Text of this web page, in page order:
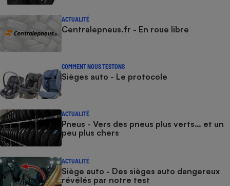
ACTUALITÉ
Centralepneus.fr - En roue libre
COMMENT NOUS TESTONS
Sièges auto - Le protocole
ACTUALITÉ
Pneus - Vers des pneus plus verts… et un
peu plus chers
ACTUALITÉ
Siège auto - Des sièges auto dangereux
révélés par notre test